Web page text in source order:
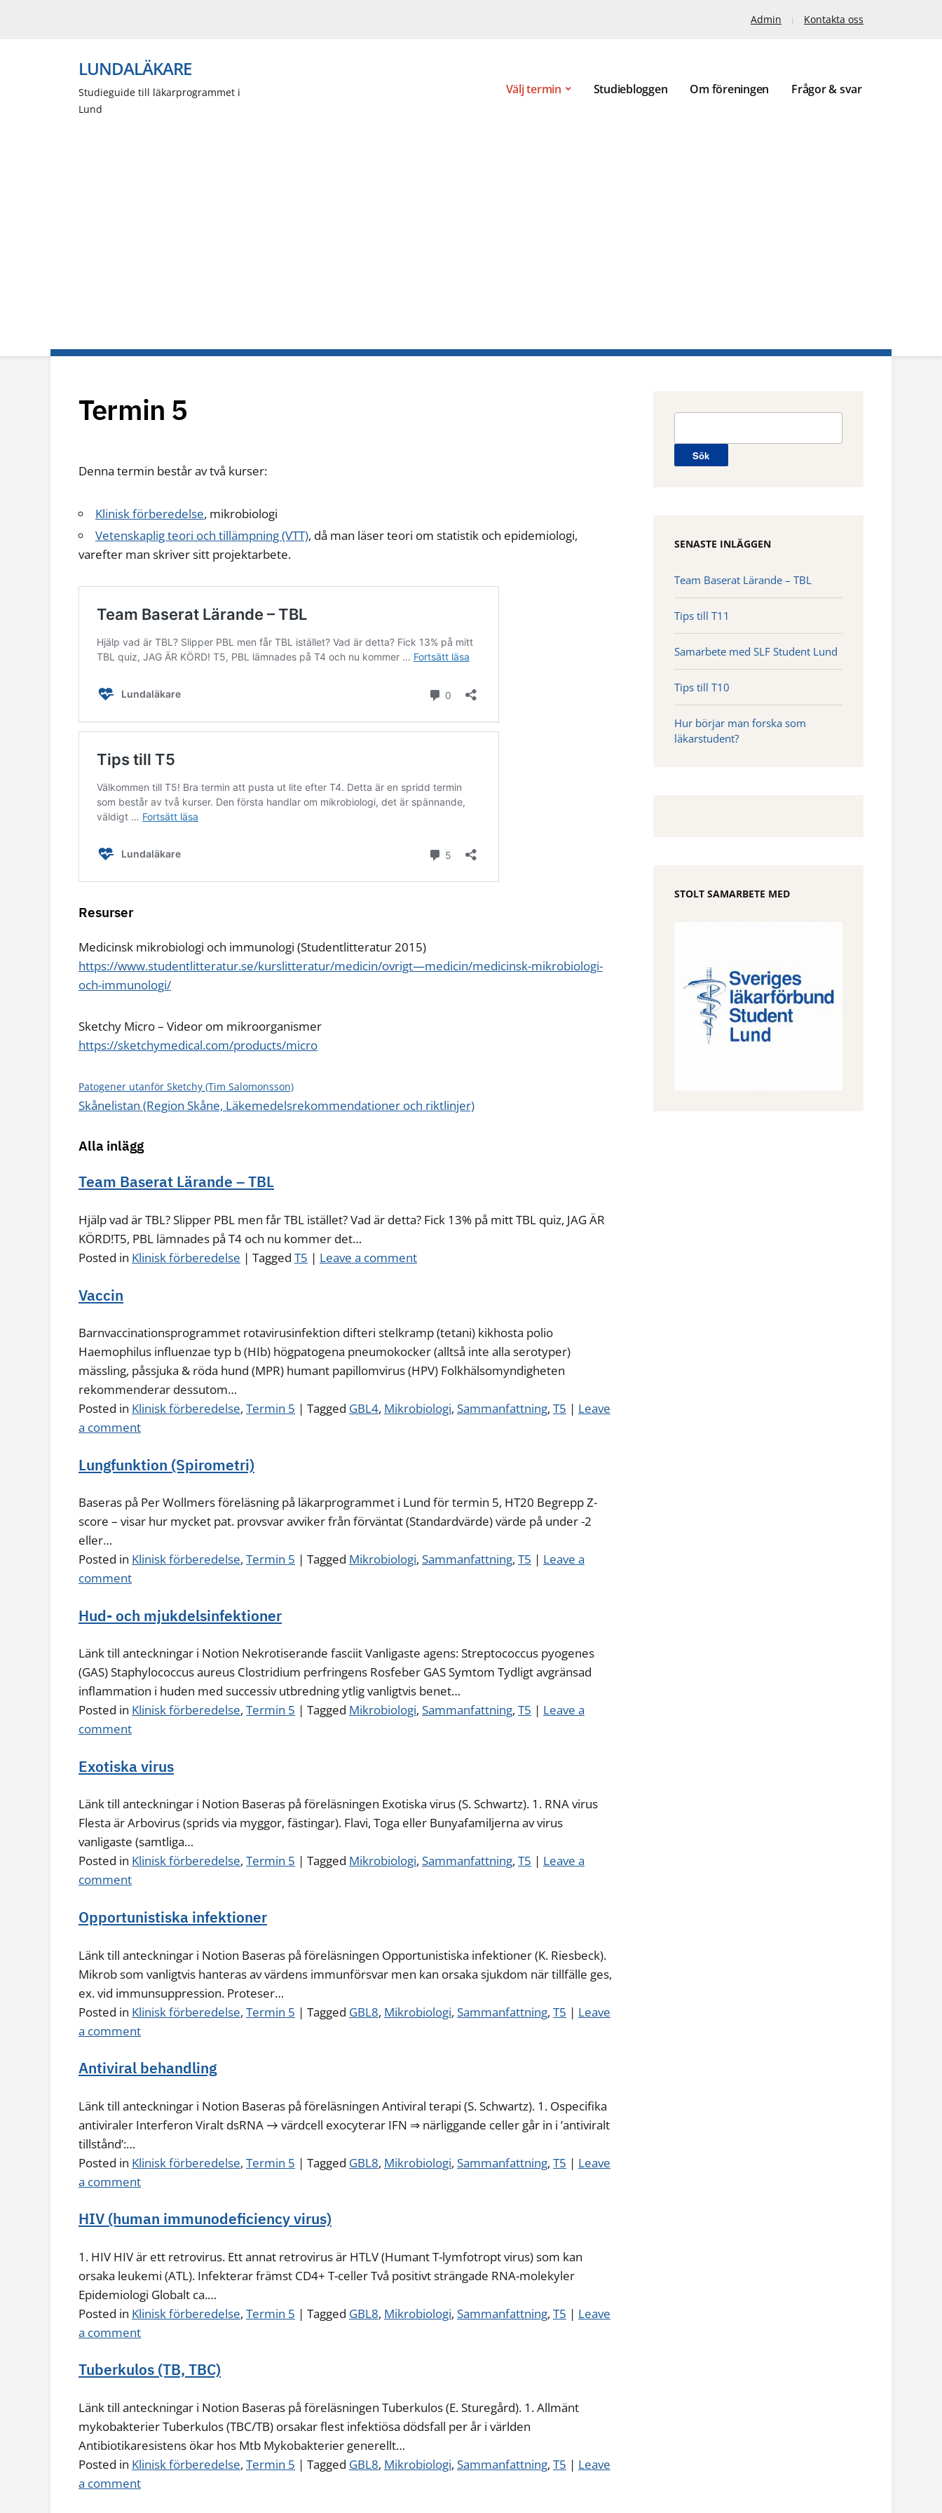
Admin Kontakta oss
LUNDALÄKARE
Studieguide till läkarprogrammet i
Lund
Välj termin Studiebloggen Om föreningen Frågor & svar
Termin 5
Denna termin består av två kurser:
Klinisk förberedelse, mikrobiologi
Vetenskaplig teori och tillämpning (VTT), då man läser teori om statistik och epidemiologi,
varefter man skriver sitt projektarbete.
Resurser
Medicinsk mikrobiologi och immunologi (Studentlitteratur 2015)
https://www.studentlitteratur.se/kurslitteratur/medicin/ovrigt—medicin/medicinsk-mikrobiologi-
och-immunologi/
Sketchy Micro – Videor om mikroorganismer
https://sketchymedical.com/products/micro
Patogener utanför Sketchy (Tim Salomonsson)
Skånelistan (Region Skåne, Läkemedelsrekommendationer och riktlinjer)
Alla inlägg
Team Baserat Lärande – TBL
Hjälp vad är TBL? Slipper PBL men får TBL istället? Vad är detta? Fick 13% på mitt TBL quiz, JAG ÄR
KÖRD!T5, PBL lämnades på T4 och nu kommer det…
Posted in Klinisk förberedelse | Tagged T5 | Leave a comment
Vaccin
Barnvaccinationsprogrammet rotavirusinfektion difteri stelkramp (tetani) kikhosta polio
Haemophilus influenzae typ b (HIb) högpatogena pneumokocker (alltså inte alla serotyper)
mässling, påssjuka & röda hund (MPR) humant papillomvirus (HPV) Folkhälsomyndigheten
rekommenderar dessutom…
Posted in Klinisk förberedelse, Termin 5 | Tagged GBL4, Mikrobiologi, Sammanfattning, T5 | Leave
a comment
Lungfunktion (Spirometri)
Baseras på Per Wollmers föreläsning på läkarprogrammet i Lund för termin 5, HT20 Begrepp Z-
score – visar hur mycket pat. provsvar avviker från förväntat (Standardvärde) värde på under -2
eller…
Posted in Klinisk förberedelse, Termin 5 | Tagged Mikrobiologi, Sammanfattning, T5 | Leave a
comment
Hud- och mjukdelsinfektioner
Länk till anteckningar i Notion Nekrotiserande fasciit Vanligaste agens: Streptococcus pyogenes
(GAS) Staphylococcus aureus Clostridium perfringens Rosfeber GAS Symtom Tydligt avgränsad
inflammation i huden med successiv utbredning ytlig vanligtvis benet…
Posted in Klinisk förberedelse, Termin 5 | Tagged Mikrobiologi, Sammanfattning, T5 | Leave a
comment
Exotiska virus
Länk till anteckningar i Notion Baseras på föreläsningen Exotiska virus (S. Schwartz). 1. RNA virus
Flesta är Arbovirus (sprids via myggor, fästingar). Flavi, Toga eller Bunyafamiljerna av virus
vanligaste (samtliga…
Posted in Klinisk förberedelse, Termin 5 | Tagged Mikrobiologi, Sammanfattning, T5 | Leave a
comment
Opportunistiska infektioner
Länk till anteckningar i Notion Baseras på föreläsningen Opportunistiska infektioner (K. Riesbeck).
Mikrob som vanligtvis hanteras av värdens immunförsvar men kan orsaka sjukdom när tillfälle ges,
ex. vid immunsuppression. Proteser…
Posted in Klinisk förberedelse, Termin 5 | Tagged GBL8, Mikrobiologi, Sammanfattning, T5 | Leave
a comment
Antiviral behandling
Länk till anteckningar i Notion Baseras på föreläsningen Antiviral terapi (S. Schwartz). 1. Ospecifika
antiviraler Interferon Viralt dsRNA → värdcell exocyterar IFN ⇒ närliggande celler går in i ’antiviralt
tillstånd’:…
Posted in Klinisk förberedelse, Termin 5 | Tagged GBL8, Mikrobiologi, Sammanfattning, T5 | Leave
a comment
HIV (human immunodeficiency virus)
1. HIV HIV är ett retrovirus. Ett annat retrovirus är HTLV (Humant T-lymfotropt virus) som kan
orsaka leukemi (ATL). Infekterar främst CD4+ T-celler Två positivt strängade RNA-molekyler
Epidemiologi Globalt ca.…
Posted in Klinisk förberedelse, Termin 5 | Tagged GBL8, Mikrobiologi, Sammanfattning, T5 | Leave
a comment
Tuberkulos (TB, TBC)
Länk till anteckningar i Notion Baseras på föreläsningen Tuberkulos (E. Sturegård). 1. Allmänt
mykobakterier Tuberkulos (TBC/TB) orsakar flest infektiösa dödsfall per år i världen
Antibiotikaresistens ökar hos Mtb Mykobakterier generellt…
Posted in Klinisk förberedelse, Termin 5 | Tagged GBL8, Mikrobiologi, Sammanfattning, T5 | Leave
a comment
SENASTE INLÄGGEN
Team Baserat Lärande – TBL
Tips till T11
Samarbete med SLF Student Lund
Tips till T10
Hur börjar man forska som
läkarstudent?
STOLT SAMARBETE MED